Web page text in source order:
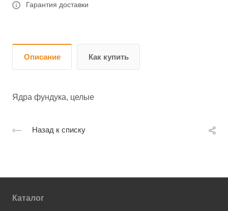
Гарантия доставки
Описание Как купить
Ядра фундука, целые
Назад к списку
Каталог